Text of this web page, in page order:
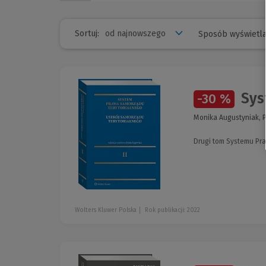
Sortuj: Sposób
-30 %
Monika Augustyniak,
Drugi tom Systemu
Wolters Kluwer Polska Rok publikacji: 2022